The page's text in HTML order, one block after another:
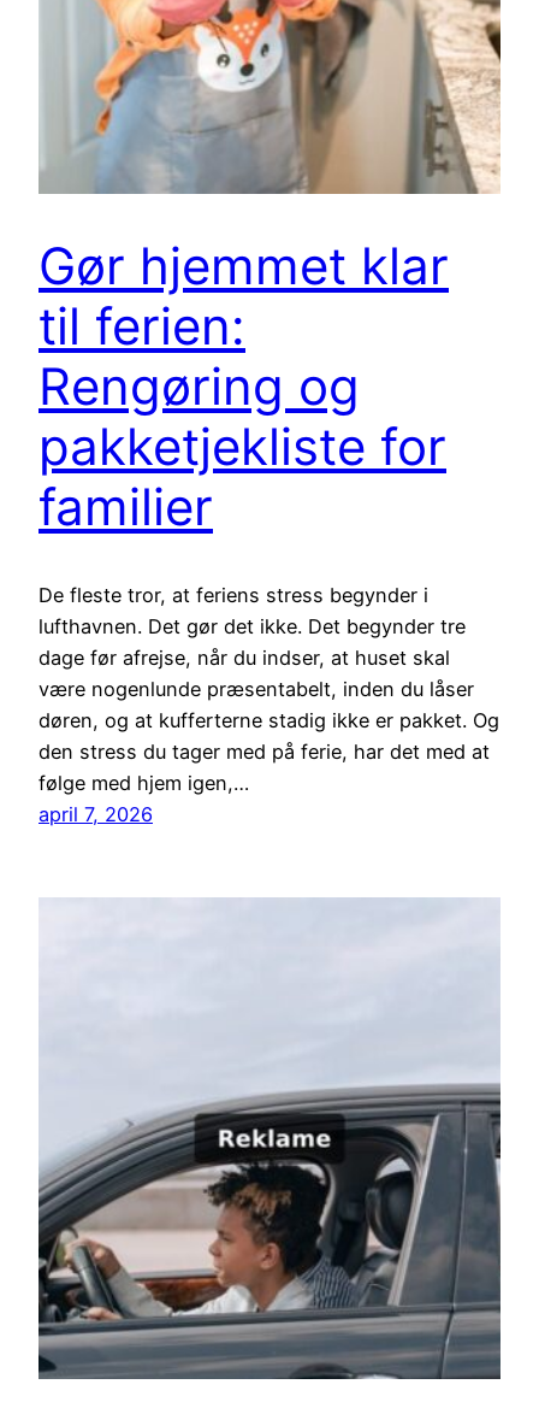
Gør hjemmet klar
til ferien:
Rengøring og
pakketjekliste for
familier
De fleste tror, at feriens stress begynder i
lufthavnen. Det gør det ikke. Det begynder tre
dage før afrejse, når du indser, at huset skal
være nogenlunde præsentabelt, inden du låser
døren, og at kufferterne stadig ikke er pakket. Og
den stress du tager med på ferie, har det med at
følge med hjem igen,…
april 7, 2026